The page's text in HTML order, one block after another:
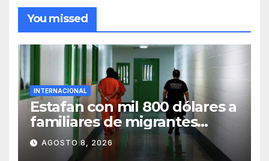
You missed
INTERNACIONAL
Estafan con mil 800 dólares a
familiares de migrantes
detenidos en Estados Unidos;
prometen liberarlos
AGOSTO 8, 2026